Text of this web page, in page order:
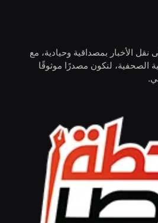
الأخبار بمصداقية وحيادية، مع
الصحفية، لنكون مصدرًا موثوقًا